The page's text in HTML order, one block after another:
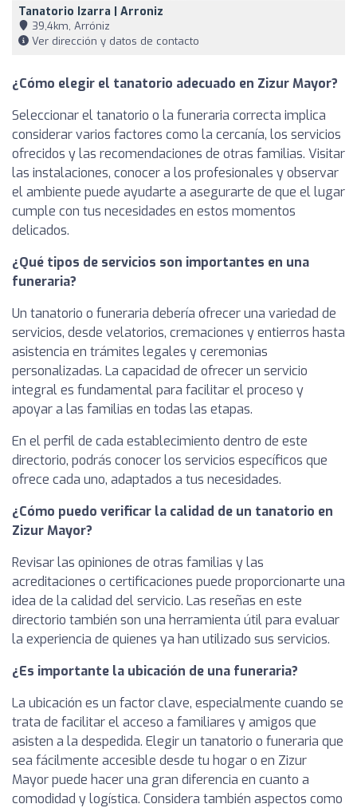
Tanatorio Izarra | Arroniz
39,4km, Arróniz
Ver dirección y datos de contacto
¿Cómo elegir el tanatorio adecuado en Zizur Mayor?
Seleccionar el tanatorio o la funeraria correcta implica
considerar varios factores como la cercanía, los servicios
ofrecidos y las recomendaciones de otras familias. Visitar
las instalaciones, conocer a los profesionales y observar
el ambiente puede ayudarte a asegurarte de que el lugar
cumple con tus necesidades en estos momentos
delicados.
¿Qué tipos de servicios son importantes en una
funeraria?
Un tanatorio o funeraria debería ofrecer una variedad de
servicios, desde velatorios, cremaciones y entierros hasta
asistencia en trámites legales y ceremonias
personalizadas. La capacidad de ofrecer un servicio
integral es fundamental para facilitar el proceso y
apoyar a las familias en todas las etapas.
En el perfil de cada establecimiento dentro de este
directorio, podrás conocer los servicios específicos que
ofrece cada uno, adaptados a tus necesidades.
¿Cómo puedo verificar la calidad de un tanatorio en
Zizur Mayor?
Revisar las opiniones de otras familias y las
acreditaciones o certificaciones puede proporcionarte una
idea de la calidad del servicio. Las reseñas en este
directorio también son una herramienta útil para evaluar
la experiencia de quienes ya han utilizado sus servicios.
¿Es importante la ubicación de una funeraria?
La ubicación es un factor clave, especialmente cuando se
trata de facilitar el acceso a familiares y amigos que
asisten a la despedida. Elegir un tanatorio o funeraria que
sea fácilmente accesible desde tu hogar o en Zizur
Mayor puede hacer una gran diferencia en cuanto a
comodidad y logística. Considera también aspectos como